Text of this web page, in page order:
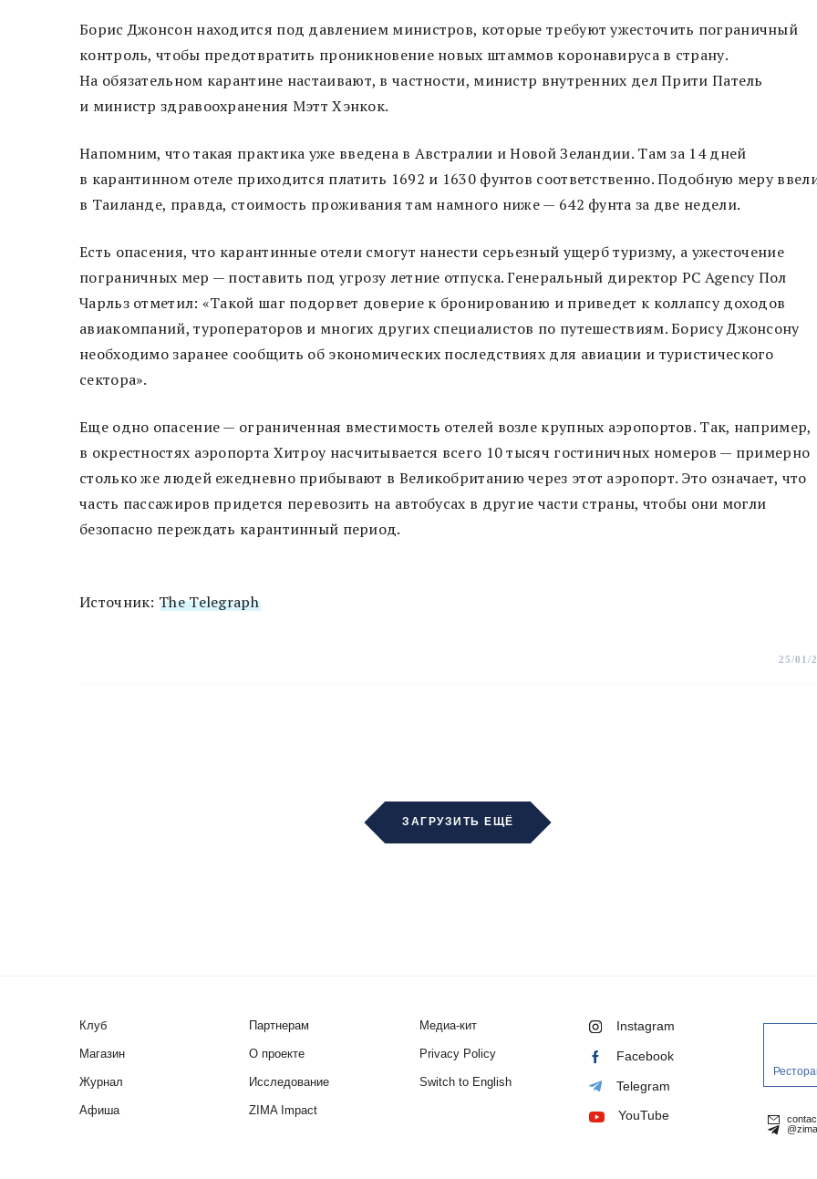
Борис Джонсон находится под давлением министров, которые требуют ужесточить пограничный
контроль, чтобы предотвратить проникновение новых штаммов коронавируса в страну.
На обязательном карантине настаивают, в частности, министр внутренних дел Прити Патель
и министр здравоохранения Мэтт Хэнкок.
Напомним, что такая практика уже введена в Австралии и Новой Зеландии. Там за 14 дней
в карантинном отеле приходится платить 1692 и 1630 фунтов соответственно. Подобную меру
в Таиланде, правда, стоимость проживания там намного ниже — 642 фунта за две недели.
Есть опасения, что карантинные отели смогут нанести серьезный ущерб туризму, а ужесточение
пограничных мер — поставить под угрозу летние отпуска. Генеральный директор PC Agency Пол
Чарльз отметил: «Такой шаг подорвет доверие к бронированию и приведет к коллапсу доходов
авиакомпаний, туроператоров и многих других специалистов по путешествиям. Борису Джонсону
необходимо заранее сообщить об экономических последствиях для авиации и туристического
сектора».
Еще одно опасение — ограниченная вместимость отелей возле крупных аэропортов. Так, например,
в окрестностях аэропорта Хитроу насчитывается всего 10 тысяч гостиничных номеров — примерно
столько же людей ежедневно прибывают в Великобританию через этот аэропорт. Это означает, что
часть пассажиров придется перевозить на автобусах в другие части страны, чтобы они могли
безопасно переждать карантинный период.
Источник: The Telegraph
25/01/
ЗАГРУЗИТЬ ЕЩЁ
Клуб
Магазин
Журнал
Афиша
Партнерам
О проекте
Исследование
ZIMA Impact
Медиа-кит
Privacy Policy
Switch to English
Instagram
Facebook
Telegram
YouTube